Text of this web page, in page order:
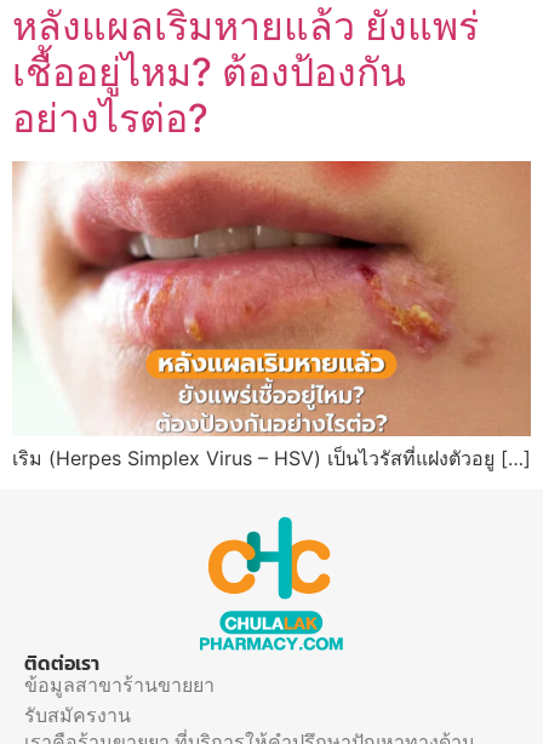
หลังแผลเริมหายแล้ว ยังแพร่
เชื้ออยู่ไหม? ต้องป้องกัน
อย่างไรต่อ?
เริม (Herpes Simplex Virus – HSV) เป็นไวรัสที่แฝงตัวอยู […]
ติดต่อเรา
ข้อมูลสาขาร้านขายยา
รับสมัครงาน